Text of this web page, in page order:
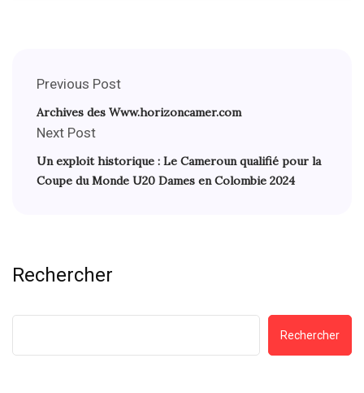
Previous Post
Archives des Www.horizoncamer.com
Next Post
Un exploit historique : Le Cameroun qualifié pour la
Coupe du Monde U20 Dames en Colombie 2024
Rechercher
Rechercher